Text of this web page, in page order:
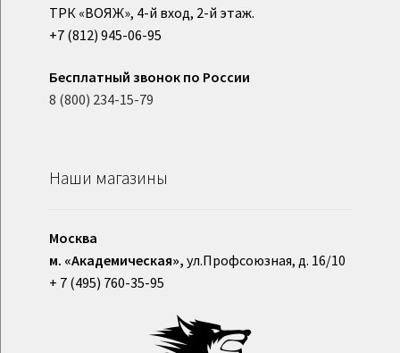
ТРК «ВОЯЖ», 4-й вход, 2-й этаж.
+7 (812) 945-06-95
Бесплатный звонок по России
8 (800) 234-15-79
Наши магазины
Москва
м. «Академическая», ул.Профсоюзная, д. 16/10
+ 7 (495) 760-35-95